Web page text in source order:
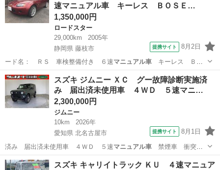
速マニュアル車 キーレス ＢＯＳＥ…
1,350,000円
ロードスター
29,000km
2005年
静岡県 藤枝市
提携サイト 8月2日
ード名： ＲＳ 車検整備付き ６速マニュアル車キーレス ＢＯ
ＳＥサウンド 純正…
静岡 藤枝市 ロードスター
スズキ ジムニー ＸＣ グー故障診断実施済
み 届出済未使用車 ４ＷＤ ５速マニ…
2,300,000円
ジムニー
10km
2026年
愛知県 北名古屋市
提携サイト 8月1日
済み 届出済未使用車 ４ＷＤ ５速マニュアル車禁煙車 衝突軽
減ブレーキ スマー…
愛知 北名古屋市 ジムニー
スズキ キャリイトラック ＫＵ ４速マニュア